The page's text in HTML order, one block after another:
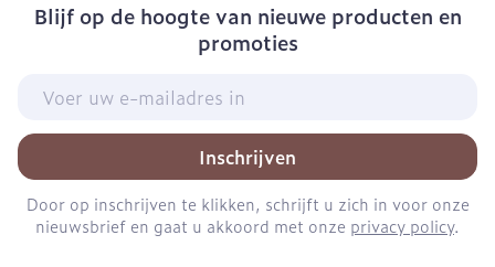
Blijf op de hoogte van nieuwe producten en
promoties
Inschrijven
Door op inschrijven te klikken, schrijft u zich in voor onze
nieuwsbrief en gaat u akkoord met onze privacy policy.